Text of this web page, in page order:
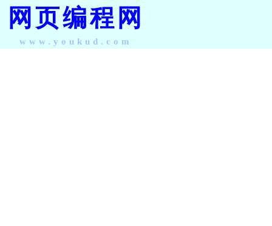
网页编程网
www.youkud.com